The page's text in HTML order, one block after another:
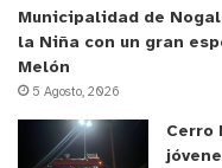
y tú, ¿qué opinas?
Municipalidad de
la Niña con un gran
Melón
5 Agosto, 2026
Cerro